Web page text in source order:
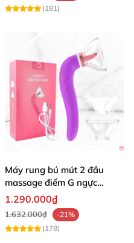
(181)
Máy rung bú mút 2 đầu
massage điểm G ngực
silicon y tế mềm mại
1.290.000₫
1.632.000₫
-21%
(178)